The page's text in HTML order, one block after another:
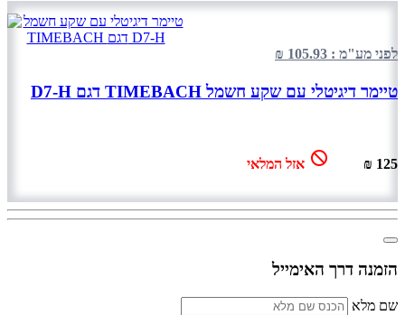
לפני מע"מ : 105.93 ₪
טיימר דיגיטלי עם שקע חשמל TIMEBACH דגם D7-H
125 ₪ אזל המלאי
הזמנה דרך האימייל
שם מלא